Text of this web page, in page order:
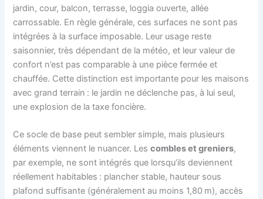
jardin, cour, balcon, terrasse, loggia ouverte, allée
carrossable. En règle générale, ces surfaces ne sont pas
intégrées à la surface imposable. Leur usage reste
saisonnier, très dépendant de la météo, et leur valeur de
confort n’est pas comparable à une pièce fermée et
chauffée. Cette distinction est importante pour les maisons
avec grand terrain : le jardin ne déclenche pas, à lui seul,
une explosion de la taxe foncière.
Ce socle de base peut sembler simple, mais plusieurs
éléments viennent le nuancer. Lescombles et greniers,
par exemple, ne sont intégrés que lorsqu’ils deviennent
réellement habitables : plancher stable, hauteur sous
plafond suffisante (généralement au moins 1,80 m), accès